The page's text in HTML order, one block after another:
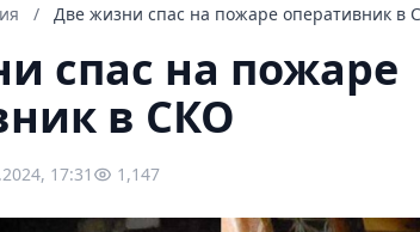
/ Две жизни спас на пожаре оперативник в
спас на пожаре
в СКО
17:31 1,147